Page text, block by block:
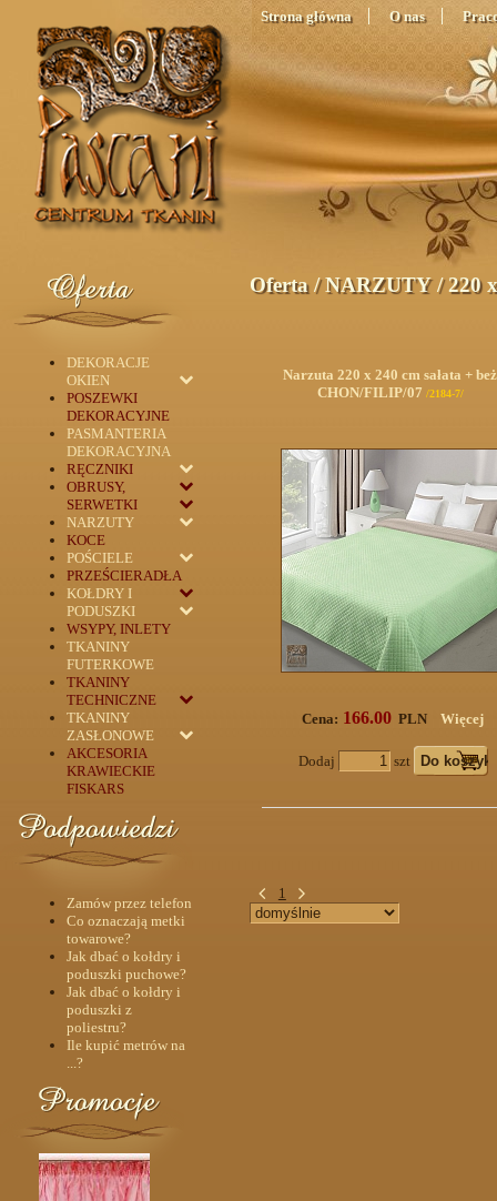
Strona główna O nas
DEKORACJE
OKIEN
POSZEWKI
DEKORACYJNE
PASMANTERIA
DEKORACYJNA
RĘCZNIKI
OBRUSY,
SERWETKI
NARZUTY
KOCE
POŚCIELE
PRZEŚCIERADŁA
KOŁDRY I
PODUSZKI
WSYPY, INLETY
TKANINY
FUTERKOWE
TKANINY
TECHNICZNE
TKANINY
ZASŁONOWE
AKCESORIA
KRAWIECKIE
FISKARS
Zamów przez telefon
Co oznaczają metki
towarowe?
Jak dbać o kołdry i
poduszki puchowe?
Jak dbać o kołdry i
poduszki z
poliestru?
Ile kupić metrów na
...?
Oferta/NARZUTY/220
Narzuta 220 x 240 cm sałata + beż
CHON/FILIP/07 /2184-7/
Cena: 166.00 PLN Więcej
Dodaj szt
1